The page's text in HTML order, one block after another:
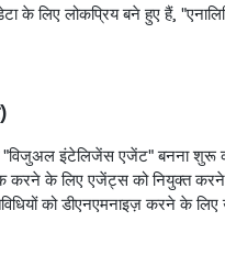
लोकप्रिय बने हुए हैं,
"विजुअल इंटेलिजेंस एजेंट" बनना
करने के लिए एजेंट्स को नियुक्त करने
को डीएनएमनाइज़ करने के लिए